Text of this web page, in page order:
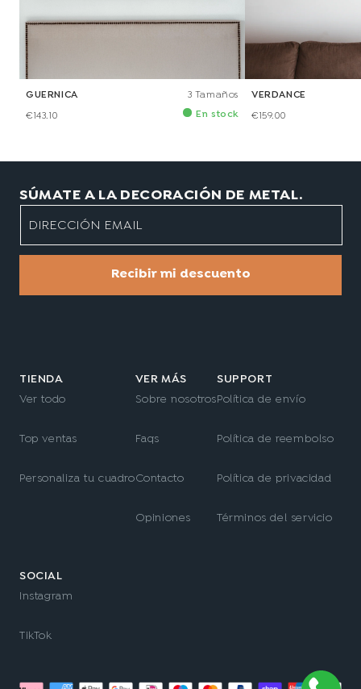
GUERNICA
€143.10
3 Tamaños
En stock
VERDANCE
€159.00
SÚMATE A LA DECORACIÓN DE METAL.
DIRECCIÓN EMAIL
Recibir mi descuento
TIENDA
Ver todo
Top ventas
Personaliza tu cuadro
VER MÁS
Sobre nosotros
Faqs
Contacto
Opiniones
SUPPORT
Política de envío
Política de reembolso
Política de privacidad
Términos del servicio
SOCIAL
Instagram
TikTok